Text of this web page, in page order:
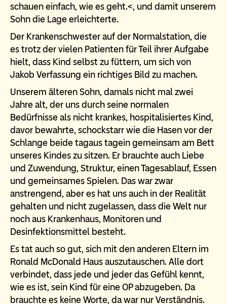
schauen einfach, wie es geht.<, und damit unserem
Sohn die Lage erleichterte.
Der Krankenschwester auf der Normalstation, die
es trotz der vielen Patienten für Teil ihrer Aufgabe
hielt, dass Kind selbst zu füttern, um sich von
Jakob Verfassung ein richtiges Bild zu machen.
Unserem älteren Sohn, damals nicht mal zwei
Jahre alt, der uns durch seine normalen
Bedürfnisse als nicht krankes, hospitalisiertes Kind,
davor bewahrte, schockstarr wie die Hasen vor der
Schlange beide tagaus tagein gemeinsam am Bett
unseres Kindes zu sitzen. Er brauchte auch Liebe
und Zuwendung, Struktur, einen Tagesablauf, Essen
und gemeinsames Spielen. Das war zwar
anstrengend, aber es hat uns auch in der Realität
gehalten und nicht zugelassen, dass die Welt nur
noch aus Krankenhaus, Monitoren und
Desinfektionsmittel besteht.
Es tat auch so gut, sich mit den anderen Eltern im
Ronald McDonald Haus auszutauschen. Alle dort
verbindet, dass jede und jeder das Gefühl kennt,
wie es ist, sein Kind für eine OP abzugeben. Da
brauchte es keine Worte, da war nur Verständnis.